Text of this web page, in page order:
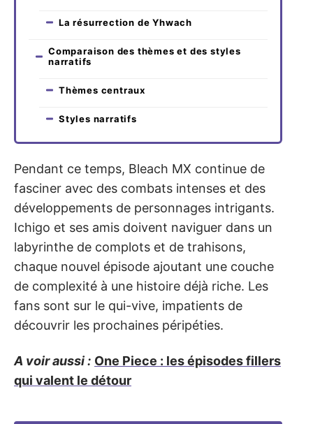
La résurrection de Yhwach
Comparaison des thèmes et des styles
narratifs
Thèmes centraux
Styles narratifs
Pendant ce temps, Bleach MX continue de
fasciner avec des combats intenses et des
développements de personnages intrigants.
Ichigo et ses amis doivent naviguer dans un
labyrinthe de complots et de trahisons,
chaque nouvel épisode ajoutant une couche
de complexité à une histoire déjà riche. Les
fans sont sur le qui-vive, impatients de
découvrir les prochaines péripéties.
A voir aussi : One Piece : les épisodes fillers
qui valent le détour